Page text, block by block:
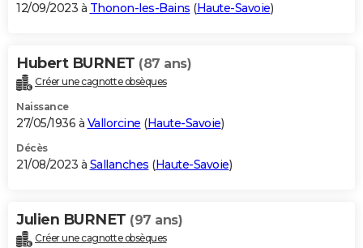
12/09/2023 à Thonon-les-Bains (Haute-Savoie)
Hubert BURNET (87 ans)
Créer une cagnotte obsèques
Naissance
27/05/1936 à Vallorcine (Haute-Savoie)
Décès
21/08/2023 à Sallanches (Haute-Savoie)
Julien BURNET (97 ans)
Créer une cagnotte obsèques